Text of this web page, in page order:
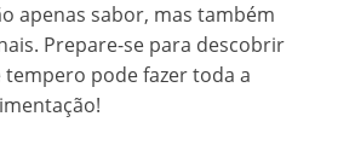
apenas sabor, mas também
Prepare-se para descobrir
pode fazer toda a